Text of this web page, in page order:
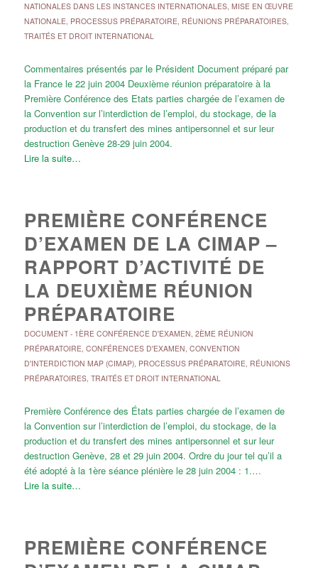
NATIONALES DANS LES INSTANCES INTERNATIONALES, MISE EN ŒUVRE
NATIONALE, PROCESSUS PRÉPARATOIRE, RÉUNIONS PRÉPARATOIRES,
TRAITÉS ET DROIT INTERNATIONAL
Commentaires présentés par le Président Document préparé par
la France le 22 juin 2004 Deuxième réunion préparatoire à la
Première Conférence des Etats parties chargée de l’examen de
la Convention sur l’interdiction de l’emploi, du stockage, de la
production et du transfert des mines antipersonnel et sur leur
destruction Genève 28-29 juin 2004.
Lire la suite…
PREMIÈRE CONFÉRENCE
D’EXAMEN DE LA CIMAP –
RAPPORT D’ACTIVITÉ DE
LA DEUXIÈME RÉUNION
PRÉPARATOIRE
DOCUMENT- 1ÈRE CONFÉRENCE D'EXAMEN, 2ÈME RÉUNION
PRÉPARATOIRE, CONFÉRENCES D'EXAMEN, CONVENTION
D'INTERDICTION MAP (CIMAP), PROCESSUS PRÉPARATOIRE, RÉUNIONS
PRÉPARATOIRES, TRAITÉS ET DROIT INTERNATIONAL
Première Conférence des États parties chargée de l’examen de
la Convention sur l’interdiction de l’emploi, du stockage, de la
production et du transfert des mines antipersonnel et sur leur
destruction Genève, 28 et 29 juin 2004. Ordre du jour tel qu’il a
été adopté à la 1ère séance plénière le 28 juin 2004 : 1.…
Lire la suite…
PREMIÈRE CONFÉRENCE